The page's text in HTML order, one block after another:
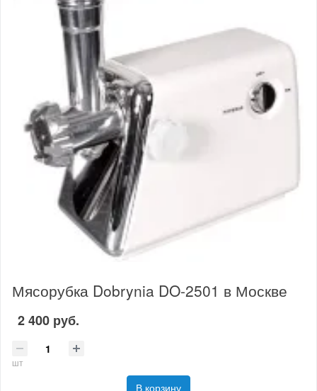
Мясорубка Dobrynia DO-2501 в Москве
2 400 руб.
шт
В корзину